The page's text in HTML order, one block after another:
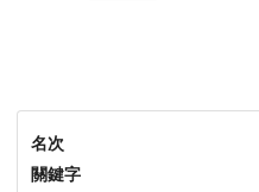
名次
關鍵字